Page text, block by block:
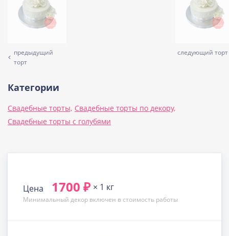
предыдущий
торт
следующий торт
Категории
Свадебные торты, Свадебные торты по декору,
Свадебные торты с голубями
Цена 1700 ₽ × 1 кг
Минимальный декор включен в стоимость работы